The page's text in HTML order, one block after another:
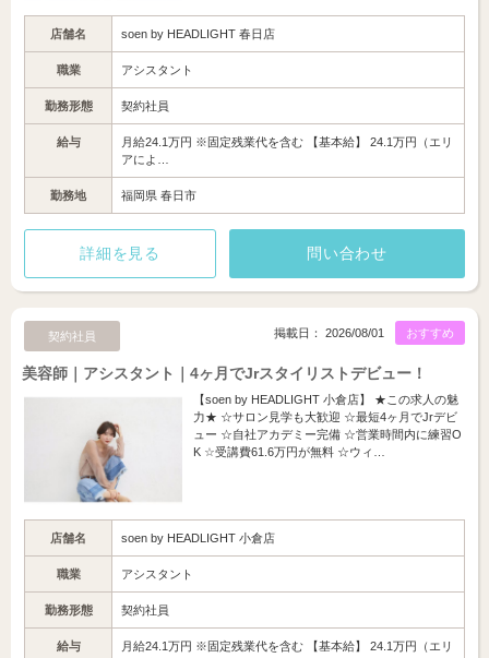
店舗名 soen by HEADLIGHT 春日店
職業 アシスタント
勤務形態 契約社員
給与
月給24.1万円 ※固定残業代を含む 【基本給】 24.1万円（エリ
アによ…
勤務地 福岡県 春日市
詳細を見る 問い合わせ
契約社員 おすすめ
掲載日： 2026/08/01
美容師｜アシスタント｜4ヶ月でJrスタイリストデビュー！
【soen by HEADLIGHT 小倉店】 ★この求人の魅
力★ ☆サロン見学も大歓迎 ☆最短4ヶ月でJrデビ
ュー ☆自社アカデミー完備 ☆営業時間内に練習O
K ☆受講費61.6万円が無料 ☆ウィ…
店舗名 soen by HEADLIGHT 小倉店
職業 アシスタント
勤務形態 契約社員
給与
月給24.1万円 ※固定残業代を含む 【基本給】 24.1万円（エリ